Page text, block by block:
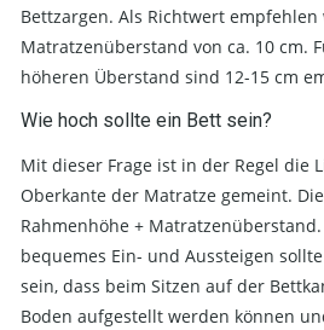
Bettzargen. Als Richtwert
Matratzenüberstand von ca. 10 cm.
höheren Überstand sind 12-15 cm
Wie hoch sollte ein Bett sein?
Mit dieser Frage ist in der Regel die
Oberkante der Matratze gemeint.
Rahmenhöhe +
bequemes Ein- und Aussteigen
sein, dass beim Sitzen auf der
Boden aufgestellt werden können